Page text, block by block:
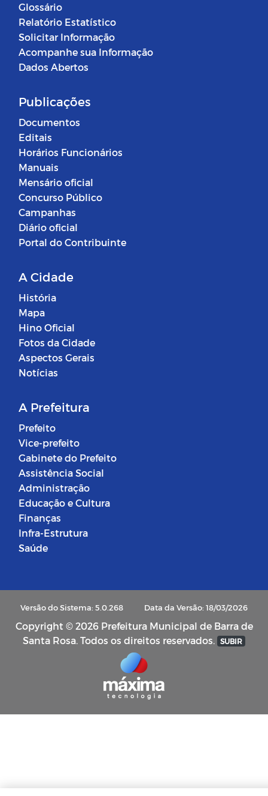
Glossário
Relatório Estatístico
Solicitar Informação
Acompanhe sua Informação
Dados Abertos
Publicações
Documentos
Editais
Horários Funcionários
Manuais
Mensário oficial
Concurso Público
Campanhas
Diário oficial
Portal do Contribuinte
A Cidade
História
Mapa
Hino Oficial
Fotos da Cidade
Aspectos Gerais
Notícias
A Prefeitura
Prefeito
Vice-prefeito
Gabinete do Prefeito
Assistência Social
Administração
Educação e Cultura
Finanças
Infra-Estrutura
Saúde
Versão do Sistema: 5.0.268 Data da Versão: 18/03/2026
Copyright © 2026 Prefeitura Municipal de Barra de
Santa Rosa. Todos os direitos reservados. SUBIR